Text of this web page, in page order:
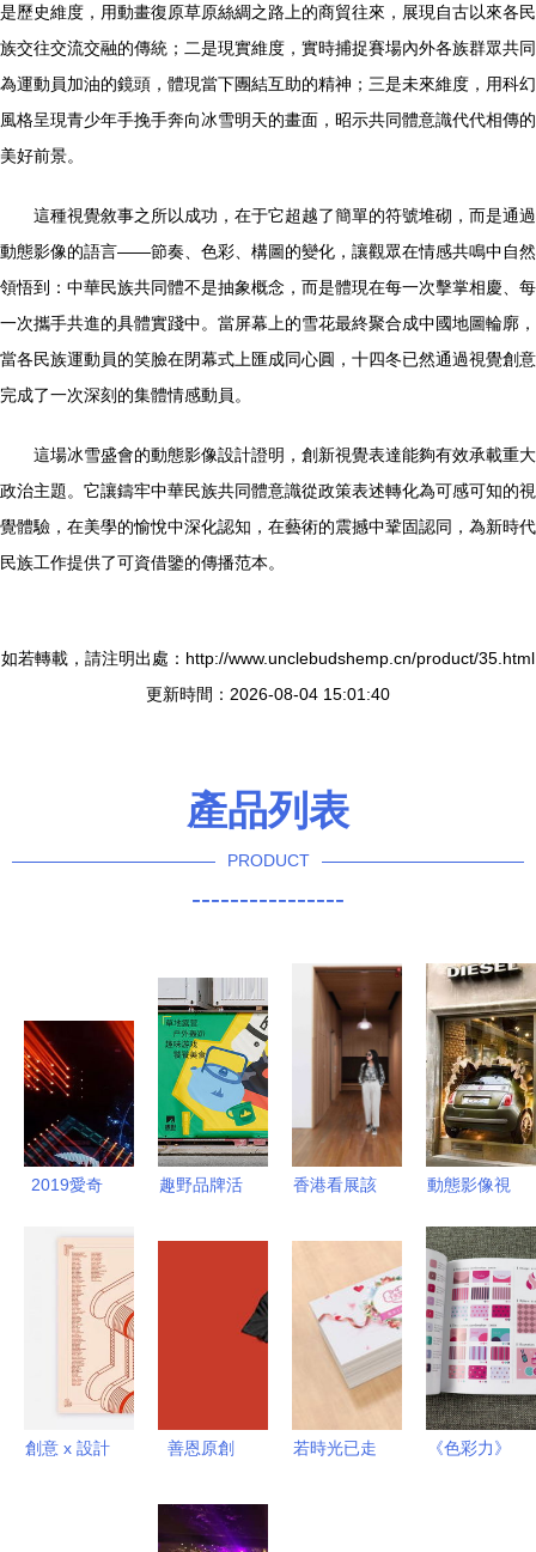
是歷史維度，用動畫復原草原絲綢之路上的商貿往來，展現自古以來各民
族交往交流交融的傳統；二是現實維度，實時捕捉賽場內外各族群眾共同
為運動員加油的鏡頭，體現當下團結互助的精神；三是未來維度，用科幻
風格呈現青少年手挽手奔向冰雪明天的畫面，昭示共同體意識代代相傳的
美好前景。
這種視覺敘事之所以成功，在于它超越了簡單的符號堆砌，而是通過
動態影像的語言——節奏、色彩、構圖的變化，讓觀眾在情感共鳴中自然
領悟到：中華民族共同體不是抽象概念，而是體現在每一次擊掌相慶、每
一次攜手共進的具體實踐中。當屏幕上的雪花最終聚合成中國地圖輪廓，
當各民族運動員的笑臉在閉幕式上匯成同心圓，十四冬已然通過視覺創意
完成了一次深刻的集體情感動員。
這場冰雪盛會的動態影像設計證明，創新視覺表達能夠有效承載重大
政治主題。它讓鑄牢中華民族共同體意識從政策表述轉化為可感可知的視
覺體驗，在美學的愉悅中深化認知，在藝術的震撼中鞏固認同，為新時代
民族工作提供了可資借鑒的傳播范本。
如若轉載，請注明出處：http://www.unclebudshemp.cn/product/35.html
更新時間：2026-08-04 15:01:40
產品列表
PRODUCT
----------------
2019愛奇
以動態影像
視覺創意，
重塑時尚舞
臺的藝術邊
界
趣野品牌活
香港看展該
術的未知邊
界 動態影
像與視覺創
意設計
動態影像視
這樣的店面
門頭，還愁
沒人進店
嗎？
創意 x 設計
善恩原創
牌VI與動態
若時光已走
《色彩力》